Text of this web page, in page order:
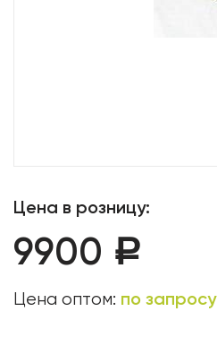
Цена в розницу:
9900 Р
Цена оптом: по запросу